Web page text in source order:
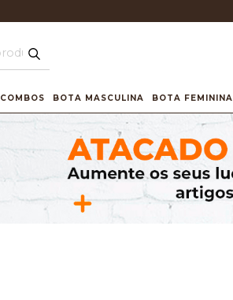
COMBOS BOTA MASCULINA BOTA FEMININA